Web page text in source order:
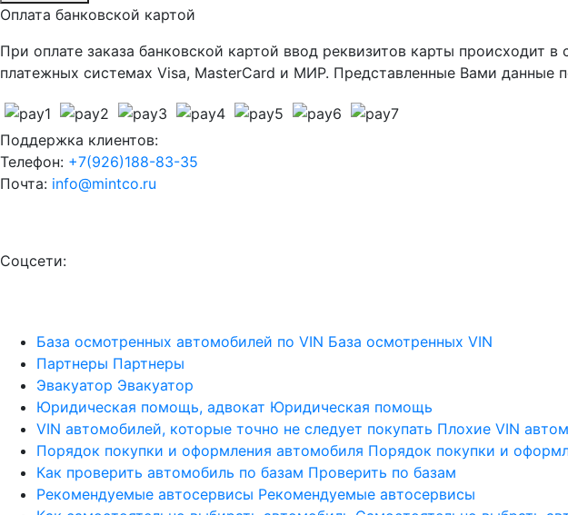
Оплата банковской картой
При оплате заказа банковской картой ввод реквизитов карты
платежных системах Visa, MasterCard и МИР. Представленные Вами
Поддержка клиентов:
Телефон: +7(926)188-83-35
Почта: info@mintco.ru
Соцсети:
База осмотренных автомобилей по VIN База осмотренных VIN
Партнеры Партнеры
Эвакуатор Эвакуатор
Юридическая помощь, адвокат Юридическая помощь
VIN автомобилей, которые точно не следует покупать Плохие VIN
Порядок покупки и оформления автомобиля Порядок покупки и
Как проверить автомобиль по базам Проверить по базам
Рекомендуемые автосервисы Рекомендуемые автосервисы